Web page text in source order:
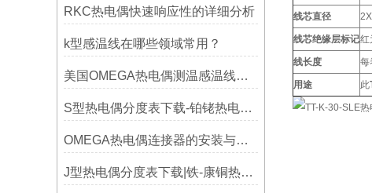
RKC热电偶快速响应性的详细分析
k型感温线在哪些领域常用？
美国OMEGA热电偶测温感温线和插头插座连接器真伪原装正品判断查验方法
S型热电偶分度表下载-铂铑热电偶分度表
OMEGA热电偶连接器的安装与调试
J型热电偶分度表下载|铁-康铜热电偶分度表下载
线芯直径
线芯绝缘层标记红
线长度 每
用途 此